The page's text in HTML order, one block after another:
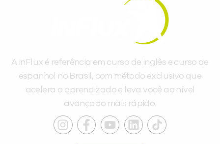
A inFlux é referência em curso de inglês e curso de
espanhol no Brasil, com método exclusivo que
acelera o aprendizado e leva você ao nível
avançado mais rápido.